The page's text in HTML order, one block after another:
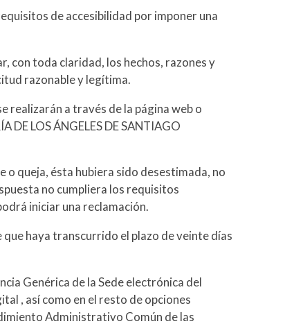
de accesibilidad por imponer una
con toda claridad, los hechos, razones y
razonable y legítima.
realizarán a través de la página web o
LOS ÁNGELES DE SANTIAGO
o queja, ésta hubiera sido desestimada, no
no cumpliera los requisitos
iniciar una reclamación.
haya transcurrido el plazo de veinte días
Genérica de la Sede electrónica del
, así como en el resto de opciones
Administrativo Común de las